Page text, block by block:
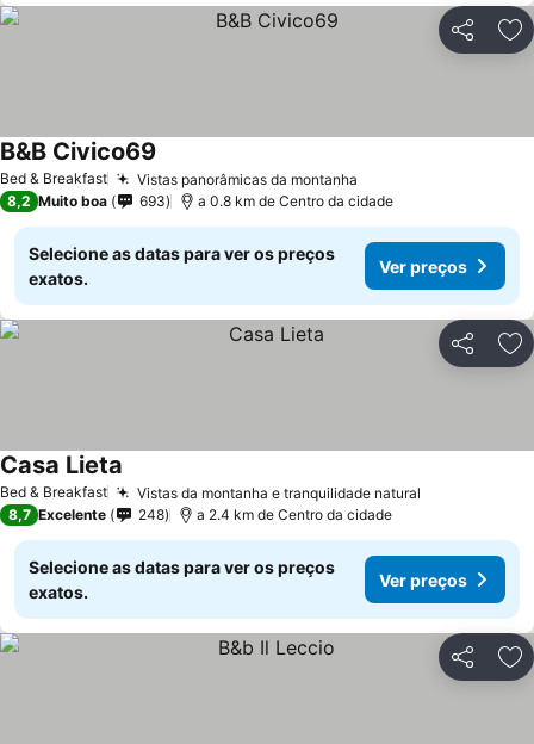
Partilhar
Bed & Breakfast Vistas panorâmicas da montanha
B&B Civico69
8,2 Muito boa 693 a 0.8 km de Centro da cidade
Selecione as datas para ver os preços
exatos.
Ver preços
Partilhar
Bed & Breakfast Vistas da montanha e tranquilidade natural
Casa Lieta
8,7 Excelente 248 a 2.4 km de Centro da cidade
Selecione as datas para ver os preços
exatos.
Ver preços
Partilhar